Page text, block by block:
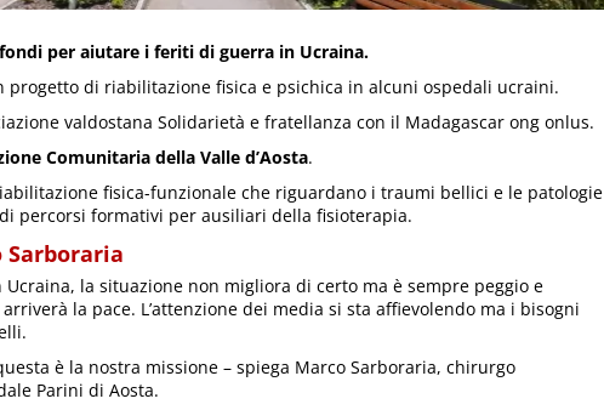
per aiutare i feriti di guerra in Ucraina.
progetto di riabilitazione fisica e psichica in alcuni ospedali ucraini.
valdostana Solidarietà e fratellanza con il Madagascar ong onlus.
Comunitaria della Valle d’Aosta.
fisica-funzionale che riguardano i traumi bellici e le patologie
percorsi formativi per ausiliari della fisioterapia.
la situazione non migliora di certo ma è sempre peggio e
la pace. L’attenzione dei media si sta affievolendo ma i bisogni
è la nostra missione – spiega Marco Sarboraria, chirurgo
Parini di Aosta.